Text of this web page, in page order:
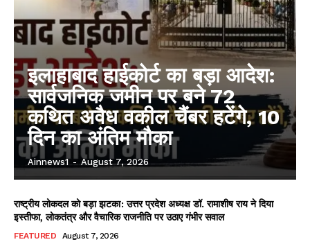
इलाहाबाद हाईकोर्ट का बड़ा आदेश:
सार्वजनिक जमीन पर बने 72
कथित अवैध वकील चैंबर हटेंगे, 10
दिन का अंतिम मौका
Ainnews1 - August 7, 2026
राष्ट्रीय लोकदल को बड़ा झटका: उत्तर प्रदेश अध्यक्ष डॉ. रामाशीष राय ने दिया
इस्तीफा, लोकतंत्र और वैचारिक राजनीति पर उठाए गंभीर सवाल
FEATURED August 7, 2026